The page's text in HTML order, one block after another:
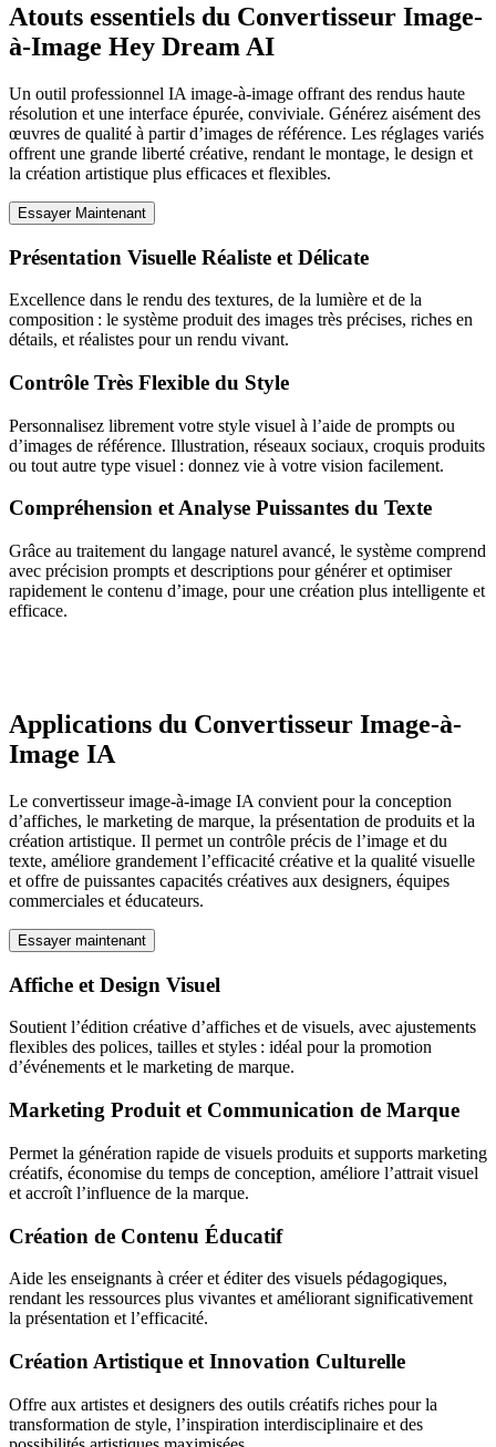
Atouts essentiels du Convertisseur Image-
à-Image Hey Dream AI
Un outil professionnel IA image-à-image offrant des rendus haute
résolution et une interface épurée, conviviale. Générez aisément des
œuvres de qualité à partir d’images de référence. Les réglages variés
offrent une grande liberté créative, rendant le montage, le design et
la création artistique plus efficaces et flexibles.
Essayer Maintenant
Présentation Visuelle Réaliste et Délicate
Excellence dans le rendu des textures, de la lumière et de la
composition : le système produit des images très précises, riches en
détails, et réalistes pour un rendu vivant.
Contrôle Très Flexible du Style
Personnalisez librement votre style visuel à l’aide de prompts ou
d’images de référence. Illustration, réseaux sociaux, croquis produits
ou tout autre type visuel : donnez vie à votre vision facilement.
Compréhension et Analyse Puissantes du Texte
Grâce au traitement du langage naturel avancé, le système comprend
avec précision prompts et descriptions pour générer et optimiser
rapidement le contenu d’image, pour une création plus intelligente et
efficace.
Applications du Convertisseur Image-à-
Image IA
Le convertisseur image-à-image IA convient pour la conception
d’affiches, le marketing de marque, la présentation de produits et la
création artistique. Il permet un contrôle précis de l’image et du
texte, améliore grandement l’efficacité créative et la qualité visuelle
et offre de puissantes capacités créatives aux designers, équipes
commerciales et éducateurs.
Essayer maintenant
Affiche et Design Visuel
Soutient l’édition créative d’affiches et de visuels, avec ajustements
flexibles des polices, tailles et styles : idéal pour la promotion
d’événements et le marketing de marque.
Marketing Produit et Communication de Marque
Permet la génération rapide de visuels produits et supports marketing
créatifs, économise du temps de conception, améliore l’attrait visuel
et accroît l’influence de la marque.
Création de Contenu Éducatif
Aide les enseignants à créer et éditer des visuels pédagogiques,
rendant les ressources plus vivantes et améliorant significativement
la présentation et l’efficacité.
Création Artistique et Innovation Culturelle
Offre aux artistes et designers des outils créatifs riches pour la
transformation de style, l’inspiration interdisciplinaire et des